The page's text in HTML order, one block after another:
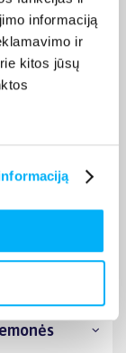
informaciją
ir
kitos jūsų
šiuo